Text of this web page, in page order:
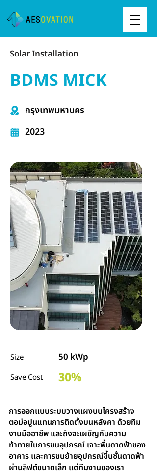
Solar Installation
BDMS MICK
กรุงเทพมหานคร
2023
Size
Save Cost
50 kWp
30%
การออกแบบระบบวางแผงบนโครงสร้าง
ตอม่อปูนแทนการติดตั้งบนหลังคา ด้วยทีม
งานมืออาชีพ และถึงจะเผชิญกับความ
ท้าทายในการขนอุปกรณ์ เจาะพื้นดาดฟ้าของ
อาคาร และการขนย้ายอุปกรณ์ขึ้นชั้นดาดฟ้า
ผ่านลิฟต์ขนาดเล็ก แต่ทีมงานของเรา